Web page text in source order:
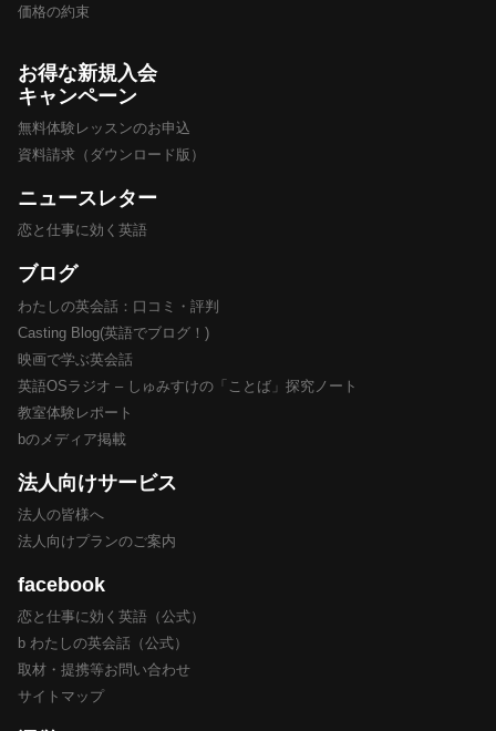
価格の約束
お得な新規入会
キャンペーン
無料体験レッスンのお申込
資料請求（ダウンロード版）
ニュースレター
恋と仕事に効く英語
ブログ
わたしの英会話：口コミ・評判
Casting Blog(英語でブログ！)
映画で学ぶ英会話
英語OSラジオ – しゅみすけの「ことば」探究ノート
教室体験レポート
bのメディア掲載
法人向けサービス
法人の皆様へ
法人向けプランのご案内
facebook
恋と仕事に効く英語（公式）
b わたしの英会話（公式）
取材・提携等お問い合わせ
サイトマップ